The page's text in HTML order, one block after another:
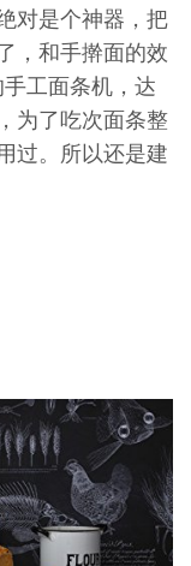
对是个神器，把
，和手擀面的效
工面条机，达
为了吃次面条整
过。所以还是建